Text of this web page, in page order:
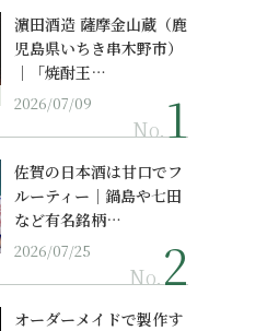
濵田酒造 薩摩金山蔵（鹿
児島県いちき串木野市）
｜「焼酎王…
2026/07/09
No.
佐賀の日本酒は甘口でフ
ルーティー｜鍋島や七田
など有名銘柄…
2026/07/25
No.
オーダーメイドで製作す